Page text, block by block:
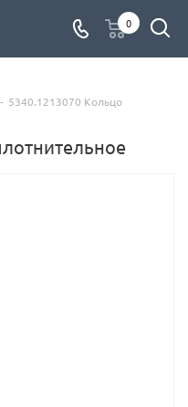
0
- 5340.1213070 Кольцо